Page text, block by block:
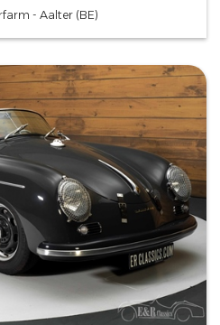
- Aalter (BE)